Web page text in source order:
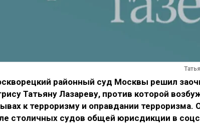
районный суд Москвы решил
Татьяну Лазареву, против которой
к терроризму и оправдании
столичных судов общей юрисдикции в